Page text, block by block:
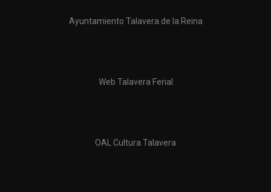
Ayuntamiento Talavera de la Reina
Web Talavera Ferial
OAL Cultura Talavera